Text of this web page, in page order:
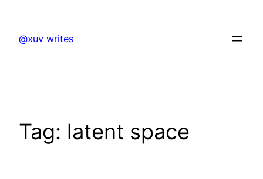
content
@xuv writes
Tag: latent space